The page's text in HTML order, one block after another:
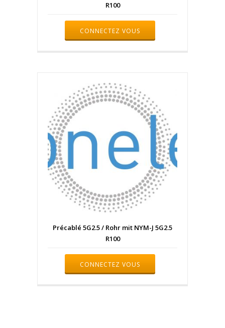
R100
CONNECTEZ VOUS
Précablé 5G2.5 / Rohr mit NYM-J 5G2.5
R100
CONNECTEZ VOUS